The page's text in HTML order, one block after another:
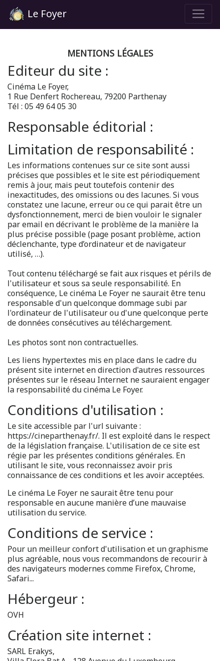
Le Foyer
MENTIONS LÉGALES
Editeur du site :
Cinéma Le Foyer,
1 Rue Denfert Rochereau, 79200 Parthenay
Tél : 05 49 64 05 30
Responsable éditorial :
Limitation de responsabilité :
Les informations contenues sur ce site sont aussi
précises que possibles et le site est périodiquement
remis à jour, mais peut toutefois contenir des
inexactitudes, des omissions ou des lacunes. Si vous
constatez une lacune, erreur ou ce qui parait être un
dysfonctionnement, merci de bien vouloir le signaler
par email en décrivant le problème de la manière la
plus précise possible (page posant problème, action
déclenchante, type d’ordinateur et de navigateur
utilisé, …).
Tout contenu téléchargé se fait aux risques et périls de
l'utilisateur et sous sa seule responsabilité. En
conséquence, Le cinéma Le Foyer ne saurait être tenu
responsable d'un quelconque dommage subi par
l'ordinateur de l'utilisateur ou d'une quelconque perte
de données consécutives au téléchargement.
Les photos sont non contractuelles.
Les liens hypertextes mis en place dans le cadre du
présent site internet en direction d'autres ressources
présentes sur le réseau Internet ne sauraient engager
la responsabilité du cinéma Le Foyer.
Conditions d'utilisation :
Le site accessible par l'url suivante :
https://cineparthenay.fr/. Il est exploité dans le respect
de la législation française. L'utilisation de ce site est
régie par les présentes conditions générales. En
utilisant le site, vous reconnaissez avoir pris
connaissance de ces conditions et les avoir acceptées.
Le cinéma Le Foyer ne saurait être tenu pour
responsable en aucune manière d’une mauvaise
utilisation du service.
Conditions de service :
Pour un meilleur confort d'utilisation et un graphisme
plus agréable, nous vous recommandons de recourir à
des navigateurs modernes comme Firefox, Chrome,
Safari...
Hébergeur :
OVH
Création site internet :
SARL Erakys,